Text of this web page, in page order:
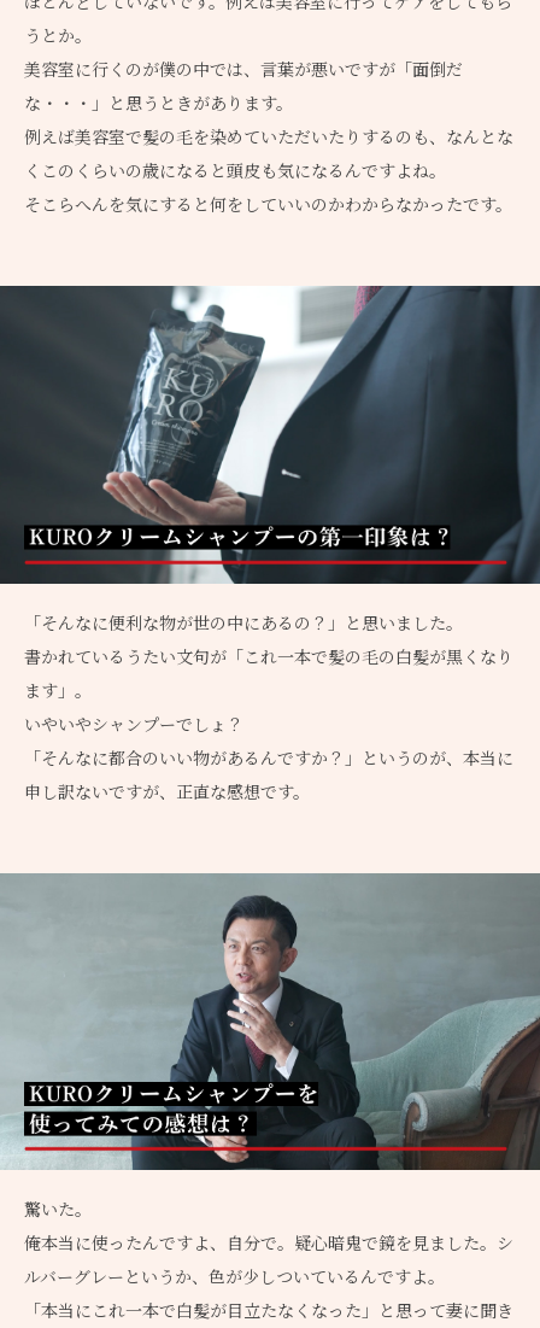
うとか。
美容室に行くのが僕の中では、言葉が悪いですが「面倒だ
な・・・」と思うときがあります。
例えば美容室で髪の毛を染めていただいたりするのも、なんとな
くこのくらいの歳になると頭皮も気になるんですよね。
そこらへんを気にすると何をしていいのかわからなかったです。
「そんなに便利な物が世の中にあるの？」と思いました。
書かれているうたい文句が「これ一本で髪の毛の白髪が黒くなり
ます」。
いやいやシャンプーでしょ？
「そんなに都合のいい物があるんですか？」というのが、本当に
申し訳ないですが、正直な感想です。
驚いた。
俺本当に使ったんですよ、自分で。疑心暗鬼で鏡を見ました。シ
ルバーグレーというか、色が少しついているんですよ。
「本当にこれ一本で白髪が目立たなくなった」と思って妻に聞き